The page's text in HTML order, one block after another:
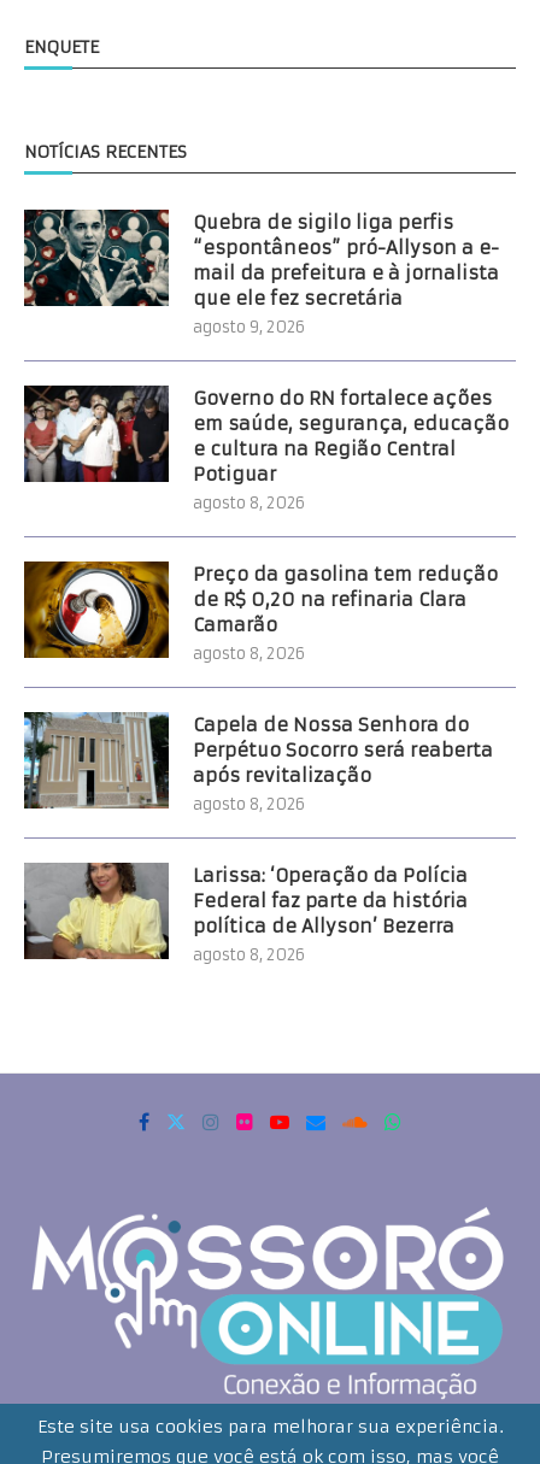
ENQUETE
NOTÍCIAS RECENTES
Quebra de sigilo liga perfis
“espontâneos” pró-Allyson a e-
mail da prefeitura e à jornalista
que ele fez secretária
agosto 9, 2026
Governo do RN fortalece ações
em saúde, segurança, educação
e cultura na Região Central
Potiguar
agosto 8, 2026
Preço da gasolina tem redução
de R$ 0,20 na refinaria Clara
Camarão
agosto 8, 2026
Capela de Nossa Senhora do
Perpétuo Socorro será reaberta
após revitalização
agosto 8, 2026
Larissa: ‘Operação da Polícia
Federal faz parte da história
política de Allyson’ Bezerra
agosto 8, 2026
Copyrigth 2021 - Todos os direitos reservados. Mossoró Online
Desenvolvido por:
Este site usa cookies para melhorar sua experiência.
Presumiremos que você está ok com isso, mas você